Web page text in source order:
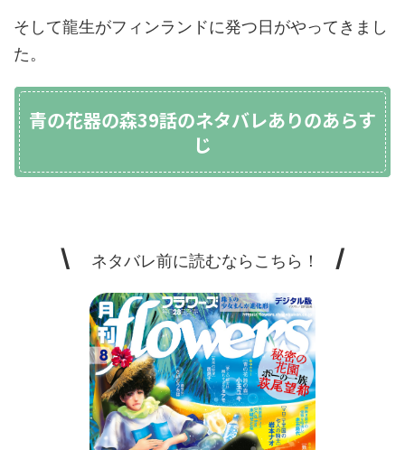
そして龍生がフィンランドに発つ日がやってきまし
た。
青の花器の森39話のネタバレありのあらす
じ
\ ネタバレ前に読むならこちら！ /